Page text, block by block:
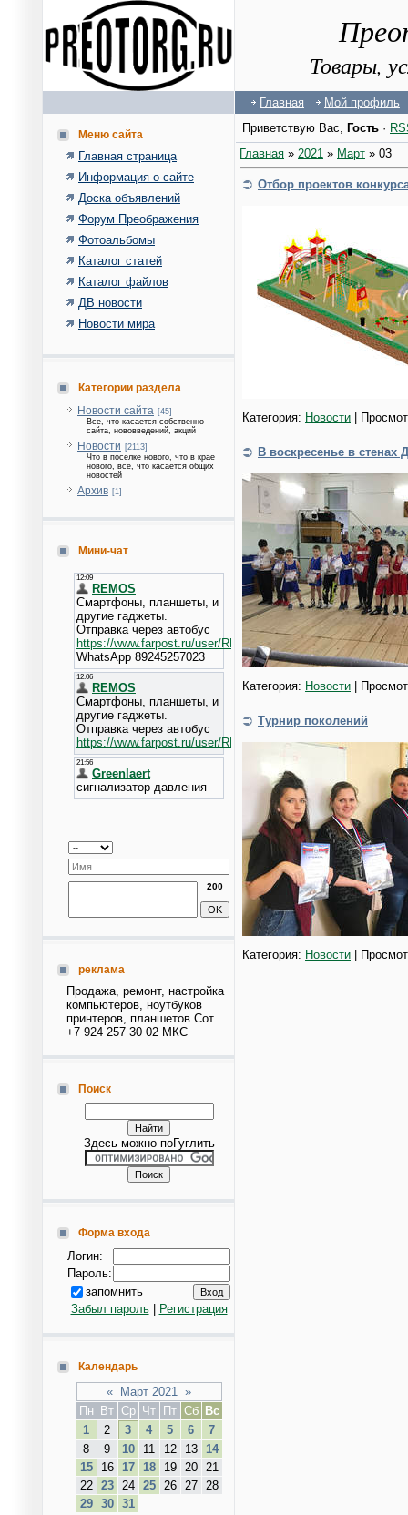
Товары,
Главная Мой профиль
Меню сайта
Главная страница
Информация о сайте
Доска объявлений
Форум Преображения
Фотоальбомы
Каталог статей
Каталог файлов
ДВ новости
Новости мира
Категории раздела
Новости сайта [45]
Все, что касается собственно
сайта, нововведений, акций
Новости [2113]
Что в поселке нового, что в крае
нового, все, что касается общих
новостей
Архив [1]
Мини-чат
200
реклама
Продажа, ремонт, настройка
компьютеров, ноутбуков
принтеров, планшетов Сот.
+7 924 257 30 02 МКС
Поиск
Здесь можно поГуглить
Форма входа
Логин:
Пароль:
запомнить
Забыл пароль| Регистрация
Календарь
« Март 2021 »
Пн
Вт Ср Чт Пт Сб
Вс
1
2 3 4 5 6
7
8
9 10 11 12 13
14
15
16 17 18 19 20
21
22
23 24 25 26 27
28
29
30 31
Приветствую Вас, Гость ·
Главная » 2021 » Март » 03
Отбор проектов
Категория: Новости |
В воскресенье в
Категория: Новости |
Турнир поколений
Категория: Новости |